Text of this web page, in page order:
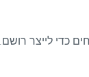
כדי לייצר